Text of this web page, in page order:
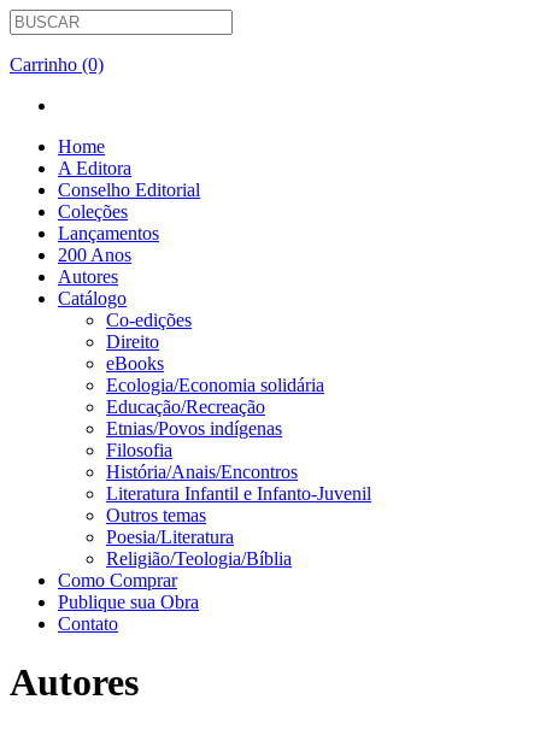
Carrinho (0)
Home
A Editora
Conselho Editorial
Coleções
Lançamentos
200 Anos
Autores
Catálogo
Co-edições
Direito
eBooks
Ecologia/Economia solidária
Educação/Recreação
Etnias/Povos indígenas
Filosofia
História/Anais/Encontros
Literatura Infantil e Infanto-Juvenil
Outros temas
Poesia/Literatura
Religião/Teologia/Bíblia
Como Comprar
Publique sua Obra
Contato
Autores